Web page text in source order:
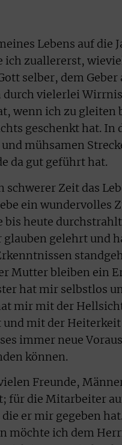
Lebens auf die
ich zuallererst,
selber, dem
durch vielerlei
wenn ich zu
geschenkt hat. In
mühsamen
da gut geführt hat.
Zeit das
ein wundervolles
bis heute
glauben gelehrt und
Mutter bleiben ein
hat mir selbstlos
mir mit der
mit der
immer neue
können.
Freunde,
für die Mitarbeiter
er mir gegeben
möchte ich dem